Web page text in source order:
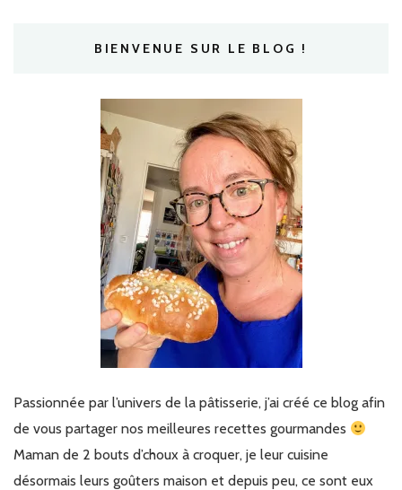
BIENVENUE SUR LE BLOG !
Passionnée par l’univers de la pâtisserie, j’ai créé ce blog afin
de vous partager nos meilleures recettes gourmandes
Maman de 2 bouts d’choux à croquer, je leur cuisine
désormais leurs goûters maison et depuis peu, ce sont eux